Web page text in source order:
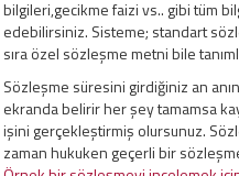
bilgileri,gecikme faizi vs.. gibi tüm
edebilirsiniz. Sisteme; standart
sıra özel sözleşme metni bile
Sözleşme süresini girdiğiniz an
ekranda belirir her şey tamamsa
işini gerçekleştirmiş olursunuz.
zaman hukuken geçerli bir